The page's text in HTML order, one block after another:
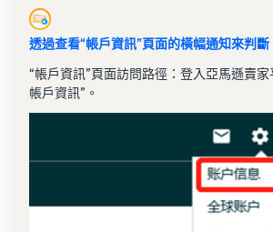
透過查看“帳戶資訊”頁面的橫幅通知來判斷
“帳戶資訊”頁面訪問路徑：登入亞馬遜賣家
帳戶資訊”。